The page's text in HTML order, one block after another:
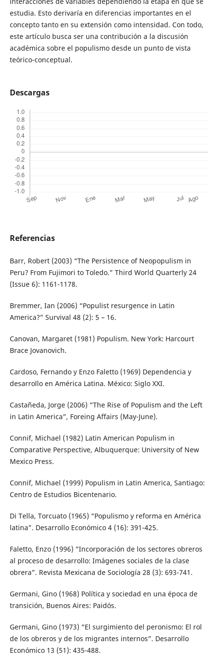
estudia. Esto derivaría en diferencias importantes en el
concepto tanto en su extensión como intensidad. Con todo,
este artículo busca ser una contribución a la discusión
académica sobre el populismo desde un punto de vista
teórico-conceptual.
Descargas
Referencias
Barr, Robert (2003) “The Persistence of Neopopulism in
Peru? From Fujimori to Toledo.” Third World Quarterly 24
(Issue 6): 1161-1178.
Bremmer, Ian (2006) “Populist resurgence in Latin
America?” Survival 48 (2): 5 – 16.
Canovan, Margaret (1981) Populism. New York: Harcourt
Brace Jovanovich.
Cardoso, Fernando y Enzo Faletto (1969) Dependencia y
desarrollo en América Latina. México: Siglo XXI.
Castañeda, Jorge (2006) “The Rise of Populism and the Left
in Latin America”, Foreing Affairs (May-June).
Connif, Michael (1982) Latin American Populism in
Comparative Perspective, Albuquerque: University of New
Mexico Press.
Connif, Michael (1999) Populism in Latin America, Santiago:
Centro de Estudios Bicentenario.
Di Tella, Torcuato (1965) “Populismo y reforma en América
latina”. Desarrollo Económico 4 (16): 391-425.
Faletto, Enzo (1996) “Incorporación de los sectores obreros
al proceso de desarrollo: Imágenes sociales de la clase
obrera”. Revista Mexicana de Sociología 28 (3): 693-741.
Germani, Gino (1968) Política y sociedad en una época de
transición, Buenos Aires: Paidós.
Germani, Gino (1973) “El surgimiento del peronismo: El rol
de los obreros y de los migrantes internos”. Desarrollo
Económico 13 (51): 435-488.